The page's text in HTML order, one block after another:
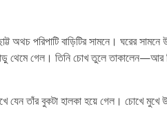
অথচ পরিপাটি বাড়িটির সামনে। ঘরের
ঝাড়ু থেমে গেল। তিনি চোখ তুলে
যেন তাঁর বুকটা হালকা হয়ে গেল। চোখে